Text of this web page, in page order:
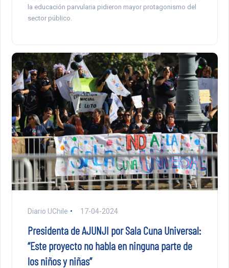
la educación parvularia pidieron mayor protagonismo del
sector público.
Diario UChile 17-04-2024
Presidenta de AJUNJI por Sala Cuna Universal:
“Este proyecto no habla en ninguna parte de
los niños y niñas”